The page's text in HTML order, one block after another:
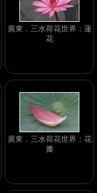
廣東．三水荷花世界：蓮
花
廣東．三水荷花世界：花
瓣